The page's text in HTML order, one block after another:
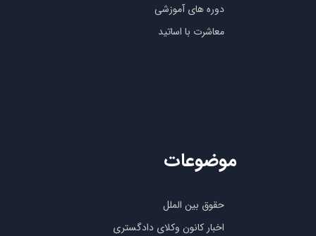
دوره های آموزشی
معاشرت با اساتید
حقوق بین الملل
اخبار کانون وکلای دادگستری
موضوعات